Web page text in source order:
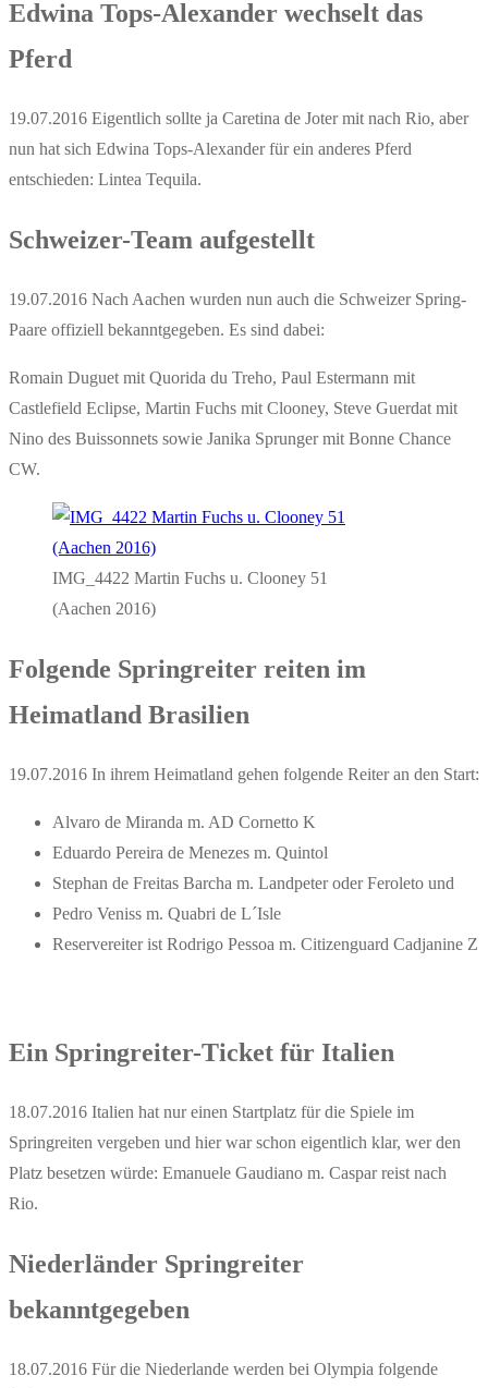
Edwina Tops-Alexander wechselt das
Pferd
19.07.2016 Eigentlich sollte ja Caretina de Joter mit nach Rio, aber
nun hat sich Edwina Tops-Alexander für ein anderes Pferd
entschieden: Lintea Tequila.
Schweizer-Team aufgestellt
19.07.2016 Nach Aachen wurden nun auch die Schweizer Spring-
Paare offiziell bekanntgegeben. Es sind dabei:
Romain Duguet mit Quorida du Treho, Paul Estermann mit
Castlefield Eclipse, Martin Fuchs mit Clooney, Steve Guerdat mit
Nino des Buissonnets sowie Janika Sprunger mit Bonne Chance
CW.
IMG_4422 Martin Fuchs u. Clooney 51
(Aachen 2016)
Folgende Springreiter reiten im
Heimatland Brasilien
19.07.2016 In ihrem Heimatland gehen folgende Reiter an den Start:
Alvaro de Miranda m. AD Cornetto K
Eduardo Pereira de Menezes m. Quintol
Stephan de Freitas Barcha m. Landpeter oder Feroleto und
Pedro Veniss m. Quabri de L´Isle
Reservereiter ist Rodrigo Pessoa m. Citizenguard Cadjanine Z
Ein Springreiter-Ticket für Italien
18.07.2016 Italien hat nur einen Startplatz für die Spiele im
Springreiten vergeben und hier war schon eigentlich klar, wer den
Platz besetzen würde: Emanuele Gaudiano m. Caspar reist nach
Rio.
Niederländer Springreiter
bekanntgegeben
18.07.2016 Für die Niederlande werden bei Olympia folgende